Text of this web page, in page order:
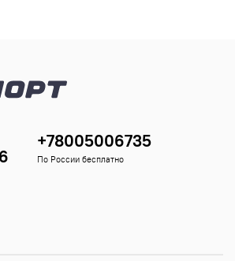
+78005006735
По России бесплатно